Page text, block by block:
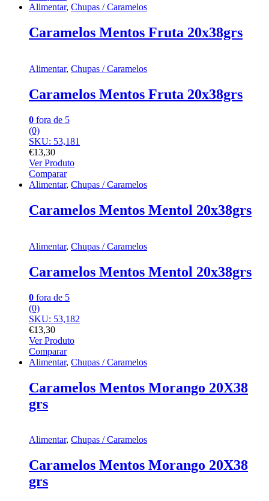
Alimentar, Chupas / Caramelos
Caramelos Mentos Fruta 20x38grs
Alimentar, Chupas / Caramelos
Caramelos Mentos Fruta 20x38grs
0 fora de 5
(0)
SKU: 53,181
€13,30
Ver Produto
Comparar
Alimentar, Chupas / Caramelos
Caramelos Mentos Mentol 20x38grs
Alimentar, Chupas / Caramelos
Caramelos Mentos Mentol 20x38grs
0 fora de 5
(0)
SKU: 53,182
€13,30
Ver Produto
Comparar
Alimentar, Chupas / Caramelos
Caramelos Mentos Morango 20X38
grs
Alimentar, Chupas / Caramelos
Caramelos Mentos Morango 20X38
grs